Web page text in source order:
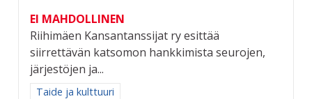
EI MAHDOLLINEN
Riihimäen Kansantanssijat ry esittää
siirrettävän katsomon hankkimista seurojen,
järjestöjen ja...
Rajaa tulokset aihepiirin mukaan: Taide ja kulttuuri
Taide ja kulttuuri